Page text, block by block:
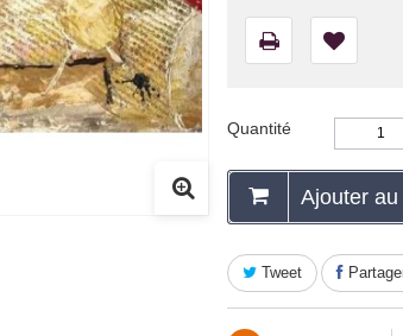
Quantité
Ajouter
Tweet